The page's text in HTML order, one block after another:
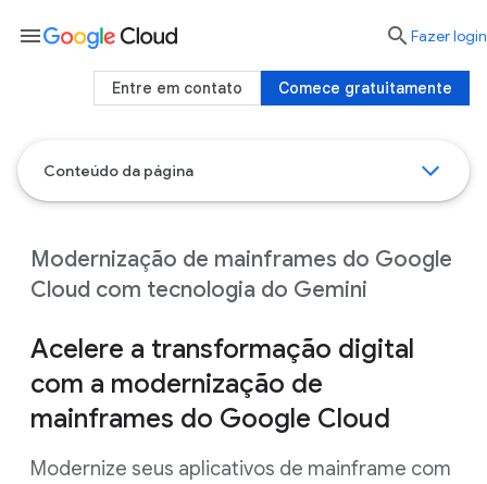
Conteúdo da página
Modernização de mainframes do Google
Cloud com tecnologia do Gemini
Acelere a transformação digital
com a modernização de
mainframes do Google Cloud
Modernize seus aplicativos de mainframe com
menu  Fazer login
Comece gratuitamente
Entre em contato